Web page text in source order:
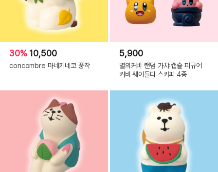
30% 10,500
concombre 마네키네코 풍작
5,900
별의커비 랜덤 가챠 캡슐 피규어
커비 웨이들디 스카피 4종